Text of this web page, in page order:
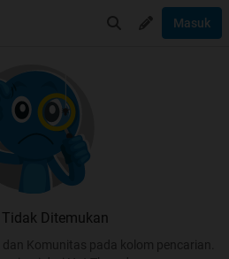
Masuk
Ditemukan
Komunitas pada kolom pencarian.